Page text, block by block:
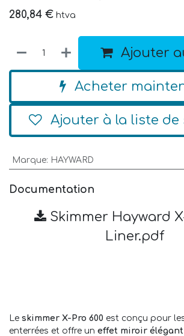
280,84 € htva
Ajouter
Acheter
Ajouter à la liste de
Marque: HAYWARD
Documentation
Skimmer Hayward
Liner.pdf
Le skimmer X-Pro 600 est conçu pour
enterrées et offre un effet miroir élégant